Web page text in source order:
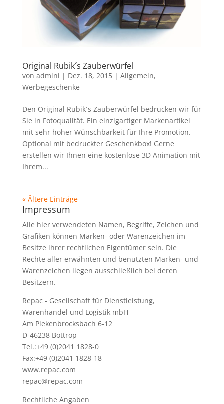
Original Rubik´s Zauberwürfel
von admini | Dez. 18, 2015| Allgemein,
Werbegeschenke
Den Original Rubik´s Zauberwürfel bedrucken wir für
Sie in Fotoqualität. Ein einzigartiger Markenartikel
mit sehr hoher Wünschbarkeit für Ihre Promotion.
Optional mit bedruckter Geschenkbox! Gerne
erstellen wir Ihnen eine kostenlose 3D Animation mit
Ihrem...
« Ältere Einträge
Impressum
Alle hier verwendeten Namen, Begriffe, Zeichen und
Grafiken können Marken- oder Warenzeichen im
Besitze ihrer rechtlichen Eigentümer sein. Die
Rechte aller erwähnten und benutzten Marken- und
Warenzeichen liegen ausschließlich bei deren
Besitzern.
Repac - Gesellschaft für Dienstleistung,
Warenhandel und Logistik mbH
Am Piekenbrocksbach 6-12
D-46238 Bottrop
Tel.:+49 (0)2041 1828-0
Fax:+49 (0)2041 1828-18
www.repac.com
repac@repac.com
Rechtliche Angaben